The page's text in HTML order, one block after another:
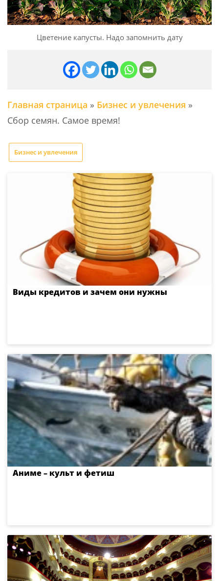
Цветение капусты. Надо запомнить дату
Главная страница » Бизнес и увлечения »
Сбор семян. Самое время!
Бизнес и увлечения
Виды кредитов и зачем они нужны
Аниме – культ и фетиш